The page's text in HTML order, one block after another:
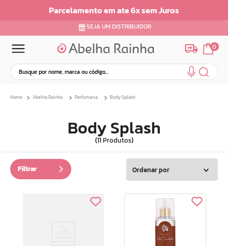
Parcelamento em até 6x sem
SEJA UM DISTRIBUIDOR
0
Busque por nome, marca ou código...
Abelha Rainha Perfumaria Body Splash
Body Splash
11Produtos
Filtrar Ordenar por
4º
bom medico
5º
6º
clareador